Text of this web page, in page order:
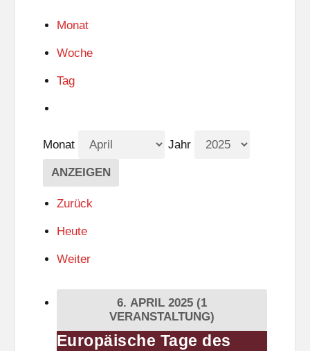
Monat
Woche
Tag
Monat Jahr
Zurück
Heute
Weiter
6. APRIL 2025 (1
VERANSTALTUNG)
Europäische
Europäische Tage des